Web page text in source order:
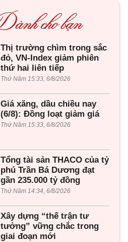
Thị trường chìm trong sắc
đỏ, VN-Index giảm phiên
thứ hai liên tiếp
Thứ Năm 15:33, 6/8/2026
Giá xăng, dầu chiều nay
(6/8): Đồng loạt giảm giá
Thứ Năm 15:33, 6/8/2026
Tổng tài sản THACO của tỷ
phú Trần Bá Dương đạt
gần 235.000 tỷ đồng
Thứ Năm 14:34, 6/8/2026
Xây dựng “thế trận tư
tưởng” vững chắc trong
giai đoạn mới